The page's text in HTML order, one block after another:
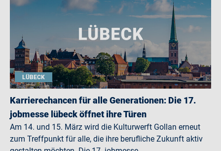
LÜBECK
Karrierechancen für alle Generationen: Die 17.
jobmesse lübeck öffnet ihre Türen
Am 14. und 15. März wird die Kulturwerft Gollan erneut
zum Treffpunkt für alle, die ihre berufliche Zukunft aktiv